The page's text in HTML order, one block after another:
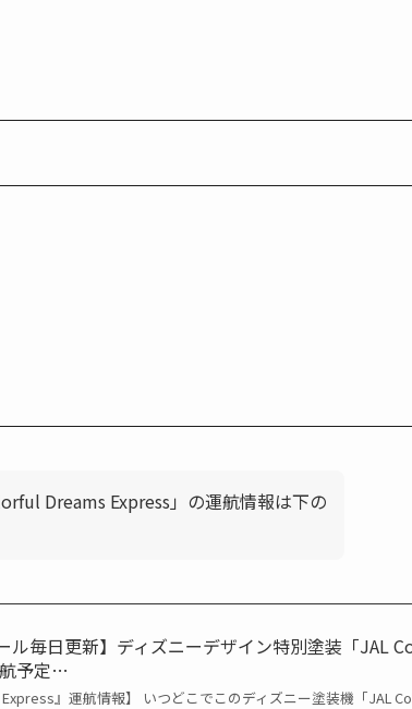
Dreams Express」の運航情報は下の
ル毎日更新】ディズニーデザイン特別塗装「JAL
予定…
Express』運航情報】 いつどこでこのディズニー塗装機「JAL